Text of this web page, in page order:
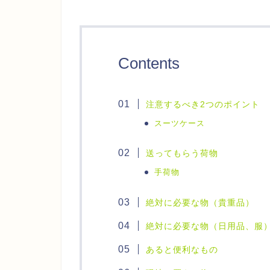
Contents
注意するべき2つのポイント
スーツケース
送ってもらう荷物
手荷物
絶対に必要な物（貴重品）
絶対に必要な物（日用品、服
あると便利なもの